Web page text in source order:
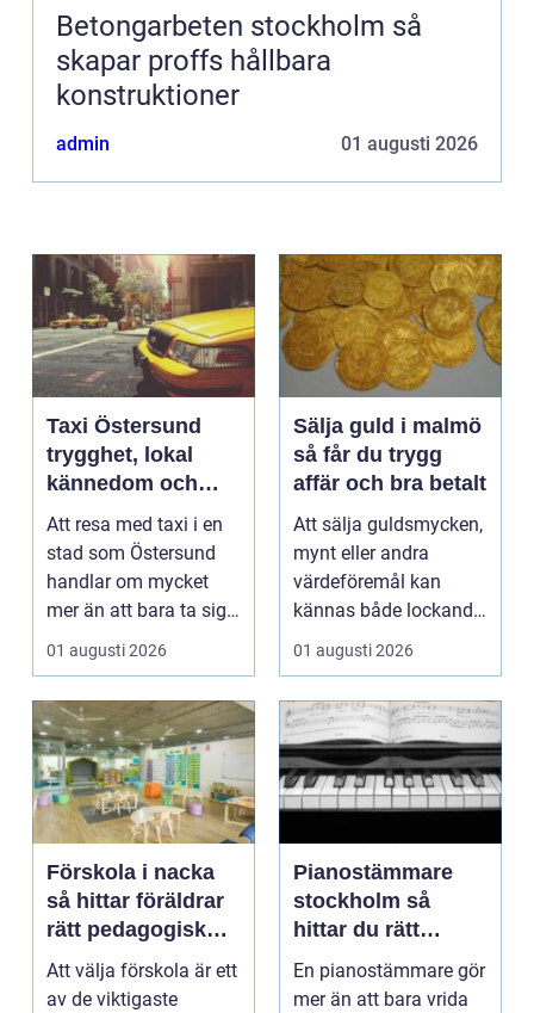
Betongarbeten stockholm så
skapar proffs hållbara
konstruktioner
admin 01 augusti 2026
Taxi Östersund
trygghet, lokal
kännedom och
smidiga resor året
runt
Att resa med taxi i en
stad som Östersund
handlar om mycket
mer än att bara ta sig
från punkt A till...
01 augusti 2026
Sälja guld i malmö
så får du trygg
affär och bra betalt
Att sälja guldsmycken,
mynt eller andra
värdeföremål kan
kännas både lockande
och osäkert på samma
01 augusti 2026
Förskola i nacka
så hittar föräldrar
rätt pedagogisk
trygghet
Att välja förskola är ett
av de viktigaste
Pianostämmare
stockholm så
hittar du rätt
expert för ditt
piano
En pianostämmare gör
mer än att bara vrida